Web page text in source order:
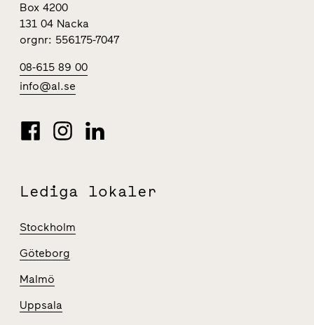
Box 4200
131 04 Nacka
orgnr: 556175-7047
08-615 89 00
info@al.se
Lediga lokaler
Stockholm
Göteborg
Malmö
Uppsala